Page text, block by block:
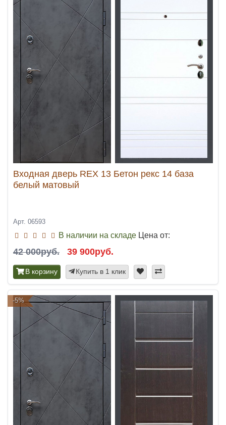
Входная дверь REX 13 Бетон рекс 14 база
белый матовый
Арт. 06593
В наличии на складе Цена от:
42 000руб. 39 900руб.
В корзину Купить в 1 клик
-5%